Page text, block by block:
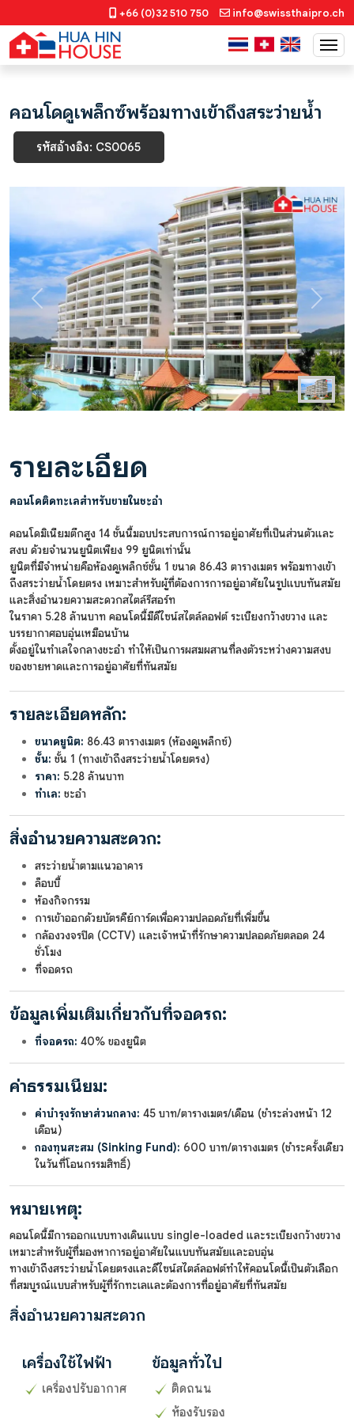
+66 (0)32 510 750 info@swissthaipro.ch
คอนโดดูเพล็กซ์พร้อมทางเข้าถึงสระว่ายน้ำ
รหัสอ้างอิง: CS0065
Previous Next
รายละเอียด
คอนโดติดทะเลสำหรับขายในชะอำ
คอนโดมิเนียมตึกสูง 14 ชั้นนี้มอบประสบการณ์การอยู่อาศัยที่เป็นส่วนตัวและ
สงบ ด้วยจำนวนยูนิตเพียง 99 ยูนิตเท่านั้น
ยูนิตที่มีจำหน่ายคือห้องดูเพล็กซ์ชั้น 1 ขนาด 86.43 ตารางเมตร พร้อมทางเข้า
ถึงสระว่ายน้ำโดยตรง เหมาะสำหรับผู้ที่ต้องการการอยู่อาศัยในรูปแบบทันสมัย
และสิ่งอำนวยความสะดวกสไตล์รีสอร์ท
ในราคา 5.28 ล้านบาท คอนโดนี้มีดีไซน์สไตล์ลอฟต์ ระเบียงกว้างขวาง และ
บรรยากาศอบอุ่นเหมือนบ้าน
ตั้งอยู่ในทำเลใจกลางชะอำ ทำให้เป็นการผสมผสานที่ลงตัวระหว่างความสงบ
ของชายหาดและการอยู่อาศัยที่ทันสมัย
รายละเอียดหลัก:
ขนาดยูนิต: 86.43 ตารางเมตร (ห้องดูเพล็กซ์)
ชั้น: ชั้น 1 (ทางเข้าถึงสระว่ายน้ำโดยตรง)
ราคา: 5.28 ล้านบาท
ทำเล: ชะอำ
สิ่งอำนวยความสะดวก:
สระว่ายน้ำตามแนวอาคาร
ล็อบบี้
ห้องกิจกรรม
การเข้าออกด้วยบัตรคีย์การ์ดเพื่อความปลอดภัยที่เพิ่มขึ้น
กล้องวงจรปิด (CCTV) และเจ้าหน้าที่รักษาความปลอดภัยตลอด 24
ชั่วโมง
ที่จอดรถ
ข้อมูลเพิ่มเติมเกี่ยวกับที่จอดรถ:
ที่จอดรถ: 40% ของยูนิต
ค่าธรรมเนียม:
ค่าบำรุงรักษาส่วนกลาง: 45 บาท/ตารางเมตร/เดือน (ชำระล่วงหน้า 12
เดือน)
กองทุนสะสม (Sinking Fund): 600 บาท/ตารางเมตร (ชำระครั้งเดียว
ในวันที่โอนกรรมสิทธิ์)
หมายเหตุ:
คอนโดนี้มีการออกแบบทางเดินแบบ single-loaded และระเบียงกว้างขวาง
เหมาะสำหรับผู้ที่มองหาการอยู่อาศัยในแบบทันสมัยและอบอุ่น
ทางเข้าถึงสระว่ายน้ำโดยตรงและดีไซน์สไตล์ลอฟต์ทำให้คอนโดนี้เป็นตัวเลือก
ที่สมบูรณ์แบบสำหรับผู้ที่รักทะเลและต้องการที่อยู่อาศัยที่ทันสมัย
สิ่งอำนวยความสะดวก
เครื่องใช้ไฟฟ้า
เครื่องปรับอากาศ
ข้อมูลทั่วไป
ติดถนน
ห้องรับรอง